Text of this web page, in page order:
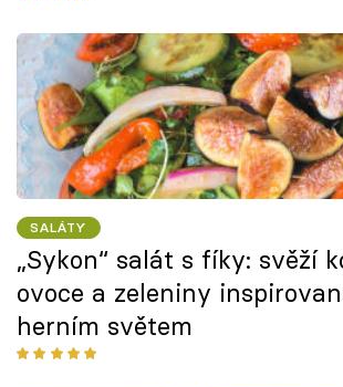
SALÁTY
„Sykon“ salát s fíky: svěží
ovoce a zeleniny
herním světem